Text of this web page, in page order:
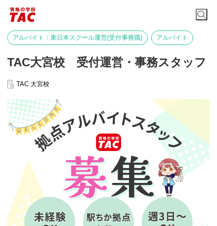
アルバイト：東日本スクール運営(受付事務職) アルバイト
TAC大宮校 受付運営・事務スタッフ
TAC 大宮校